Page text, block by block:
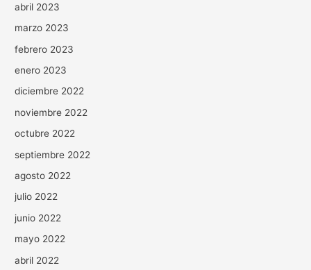
abril 2023
marzo 2023
febrero 2023
enero 2023
diciembre 2022
noviembre 2022
octubre 2022
septiembre 2022
agosto 2022
julio 2022
junio 2022
mayo 2022
abril 2022